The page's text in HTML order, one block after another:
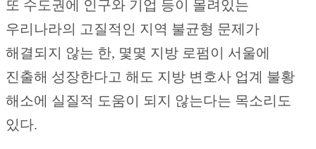
또 수도권에 인구와 기업 등이 몰려있는
우리나라의 고질적인 지역 불균형 문제가
해결되지 않는 한, 몇몇 지방 로펌이 서울에
진출해 성장한다고 해도 지방 변호사 업계 불황
해소에 실질적 도움이 되지 않는다는 목소리도
있다.